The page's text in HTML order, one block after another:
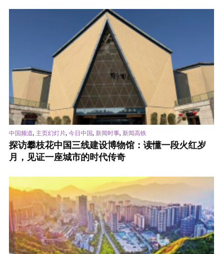
中国频道, 主页幻灯片, 今日中国, 新闻时事, 新闻高铁
探访攀枝花中国三线建设博物馆：读懂一段火红岁
月，见证一座城市的时代传奇